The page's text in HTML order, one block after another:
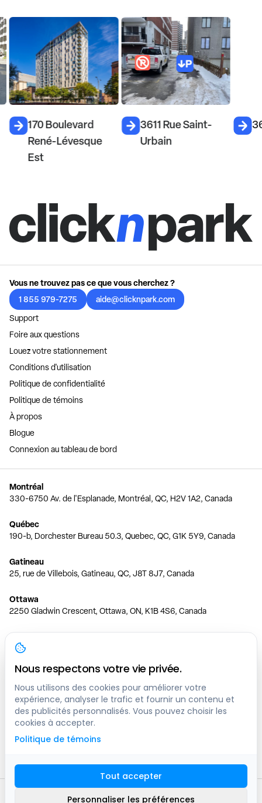
170 Boulevard
René-Lévesque
Est
3611 Rue Saint-
Urbain
Vous ne trouvez pas ce que vous cherchez ?
1 855 979-7275
aide@clicknpark.com
Support
Foire aux questions
Louez votre stationnement
Conditions d'utilisation
Politique de confidentialité
Politique de témoins
À propos
Blogue
Connexion au tableau de bord
Montréal
330-6750 Av. de l'Esplanade, Montréal, QC, H2V 1A2, Canada
Québec
190-b, Dorchester Bureau 50.3, Quebec, QC, G1K 5Y9, Canada
Gatineau
25, rue de Villebois, Gatineau, QC, J8T 8J7, Canada
Ottawa
2250 Gladwin Crescent, Ottawa, ON, K1B 4S6, Canada
Toronto
150 Ferrand Dr, 6th Floor, Toronto, ON, M3C 3E5, Canada
Vancouver
1200 W 73rd Ave #1415, Vancouver, BC, V6P 6G5, Canada
Calgary
444 5 Ave SW #400 Calgary, AB, T2P 2T8, Canada
2016 -2026
Nous respectons votre vie privée.
Nous utilisons des cookies pour améliorer votre
expérience, analyser le trafic et fournir un contenu et
des publicités personnalisés. Vous pouvez choisir les
cookies à accepter.
Politique de témoins
Tout accepter
Personnaliser les préférences